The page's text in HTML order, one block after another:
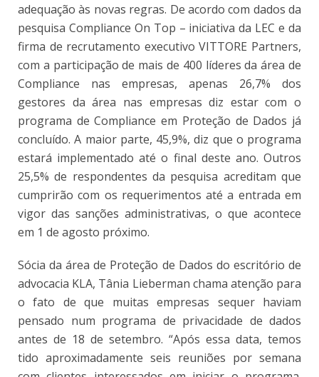
adequação às novas regras. De acordo com dados da
pesquisa Compliance On Top – iniciativa da LEC e da
firma de recrutamento executivo VITTORE Partners,
com a participação de mais de 400 líderes da área de
Compliance nas empresas, apenas 26,7% dos
gestores da área nas empresas diz estar com o
programa de Compliance em Proteção de Dados já
concluído. A maior parte, 45,9%, diz que o programa
estará implementado até o final deste ano. Outros
25,5% de respondentes da pesquisa acreditam que
cumprirão com os requerimentos até a entrada em
vigor das sanções administrativas, o que acontece
em 1 de agosto próximo.
Sócia da área de Proteção de Dados do escritório de
advocacia KLA, Tânia Lieberman chama atenção para
o fato de que muitas empresas sequer haviam
pensado num programa de privacidade de dados
antes de 18 de setembro. “Após essa data, temos
tido aproximadamente seis reuniões por semana